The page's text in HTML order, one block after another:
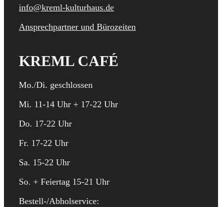
info@kreml-kulturhaus.de
Ansprechpartner und Bürozeiten
KREML CAFÉ
Mo./Di. geschlossen
Mi. 11-14 Uhr + 17-22 Uhr
Do. 17-22 Uhr
Fr. 17-22 Uhr
Sa. 15-22 Uhr
So. + Feiertag 15-21 Uhr
Bestell-/Abholservice: